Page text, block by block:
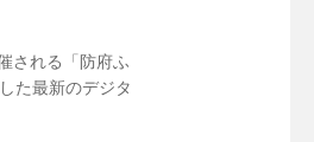
される「防府ふ
た最新のデジタ